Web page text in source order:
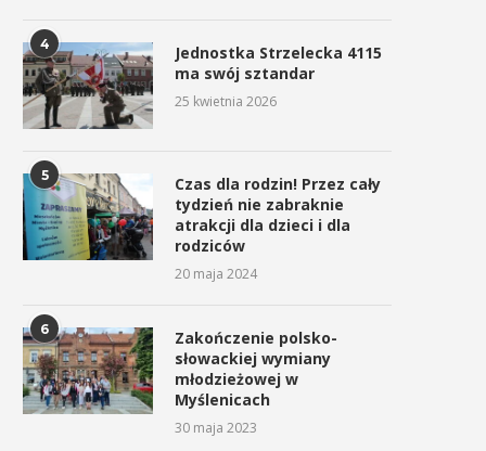
4
Jednostka Strzelecka 4115
ma swój sztandar
25 kwietnia 2026
5
Czas dla rodzin! Przez cały
tydzień nie zabraknie
atrakcji dla dzieci i dla
rodziców
20 maja 2024
6
Zakończenie polsko-
słowackiej wymiany
młodzieżowej w
Myślenicach
30 maja 2023